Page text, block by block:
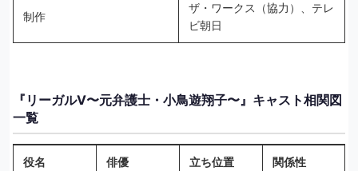
制作
ザ・ワークス（協力）、テレ
ビ朝日
『リーガルV〜元弁護士・小鳥遊翔子〜』キャスト相関図
一覧
役名 俳優 立ち位置 関係性